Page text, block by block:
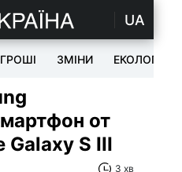
UA
ГРОШІ ЗМІНИ ЕКОЛОГІЯ
от
Galaxy S III
3 хв